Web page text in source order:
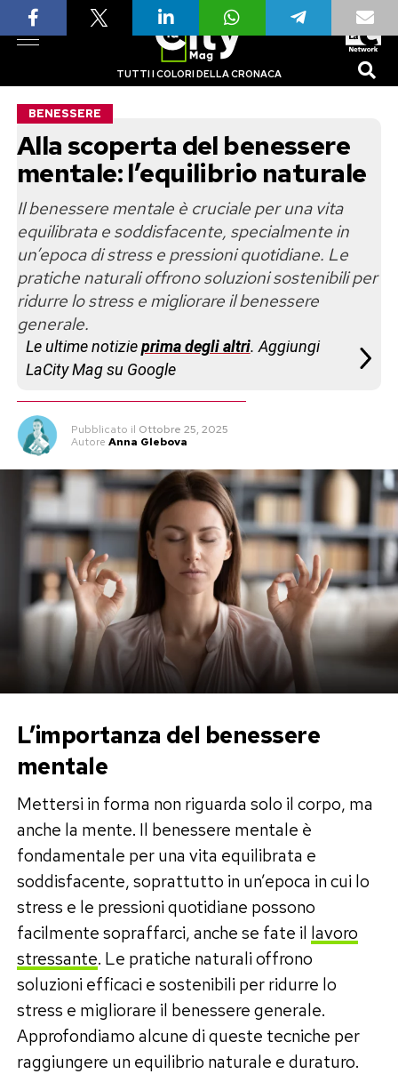
TUTTI I COLORI DELLA CRONACA
BENESSERE
Alla scoperta del benessere
mentale: l’equilibrio naturale
Il benessere mentale è cruciale per una vita
equilibrata e soddisfacente, specialmente in
un’epoca di stress e pressioni quotidiane. Le
pratiche naturali offrono soluzioni sostenibili per
ridurre lo stress e migliorare il benessere
generale.
Le ultime notizieprima degli altri. Aggiungi
LaCity Mag su Google
Pubblicato il Ottobre 25, 2025
Autore Anna Glebova
L’importanza del benessere
mentale
Mettersi in forma non riguarda solo il corpo, ma
anche la mente. Il benessere mentale è
fondamentale per una vita equilibrata e
soddisfacente, soprattutto in un’epoca in cui lo
stress e le pressioni quotidiane possono
facilmente sopraffarci, anche se fate il lavoro
stressante. Le pratiche naturali offrono
soluzioni efficaci e sostenibili per ridurre lo
stress e migliorare il benessere generale.
Approfondiamo alcune di queste tecniche per
raggiungere un equilibrio naturale e duraturo.